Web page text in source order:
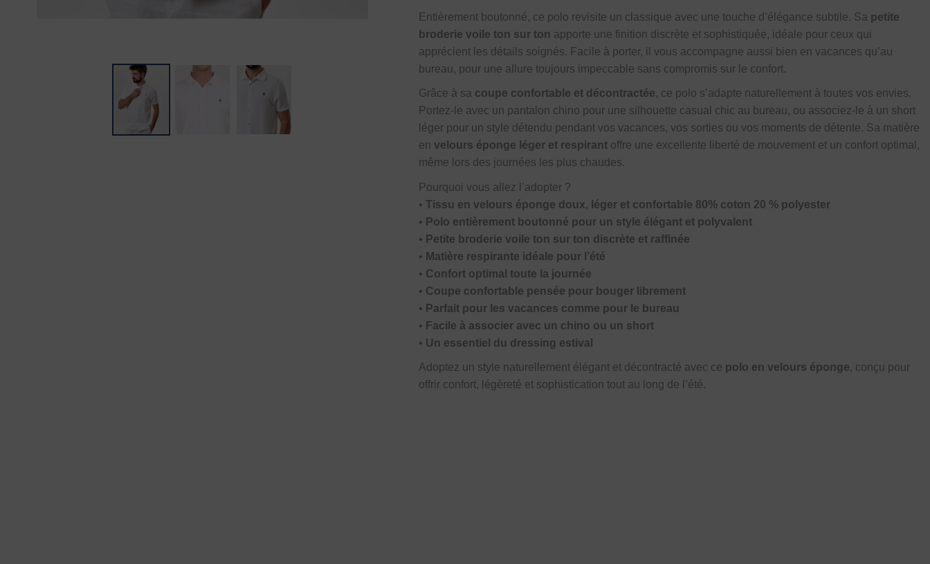
Entièrement boutonné, ce polo revisite un classique avec une touche d’élégance subtile. Sa petite
broderie voile ton sur ton apporte une finition discrète et sophistiquée, idéale pour ceux qui
apprécient les détails soignés. Facile à porter, il vous accompagne aussi bien en vacances qu’au
bureau, pour une allure toujours impeccable sans compromis sur le confort.
Grâce à sa coupe confortable et décontractée, ce polo s’adapte naturellement à toutes vos envies.
Portez-le avec un pantalon chino pour une silhouette casual chic au bureau, ou associez-le à un short
léger pour un style détendu pendant vos vacances, vos sorties ou vos moments de détente. Sa matière
envelours éponge léger et respirant offre une excellente liberté de mouvement et un confort optimal,
même lors des journées les plus chaudes.
Pourquoi vous allez l’adopter ?
•Tissu en velours éponge doux, léger et confortable 80% coton 20 % polyester
• Polo entièrement boutonné pour un style élégant et polyvalent
• Petite broderie voile ton sur ton discrète et raffinée
• Matière respirante idéale pour l’été
• Confort optimal toute la journée
• Coupe confortable pensée pour bouger librement
• Parfait pour les vacances comme pour le bureau
• Facile à associer avec un chino ou un short
• Un essentiel du dressing estival
Adoptez un style naturellement élégant et décontracté avec ce polo en velours éponge, conçu pour
offrir confort, légèreté et sophistication tout au long de l’été.